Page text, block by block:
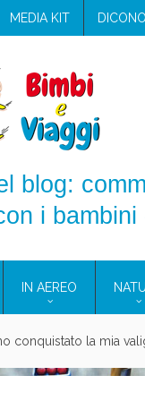
MEDIA KIT
blog:
i
IN AEREO